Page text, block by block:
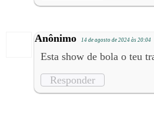
Anônimo 14 de agosto de 2024 às 20:04
Esta show de bola o teu
Responder